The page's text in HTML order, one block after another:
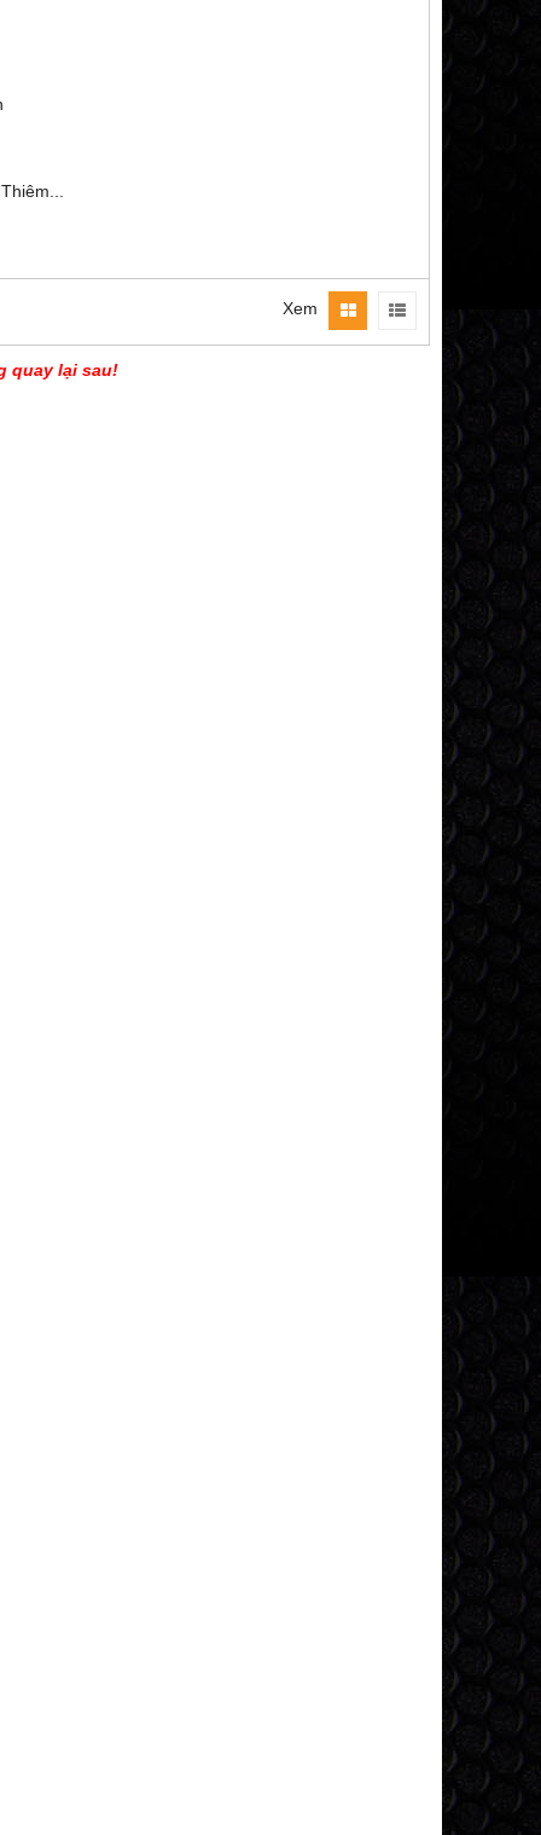
Xem
quay lại sau!